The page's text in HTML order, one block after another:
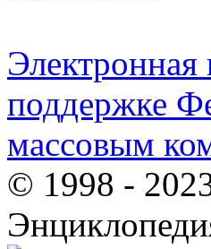
Электронная
поддержке
массовым
© 1998 -